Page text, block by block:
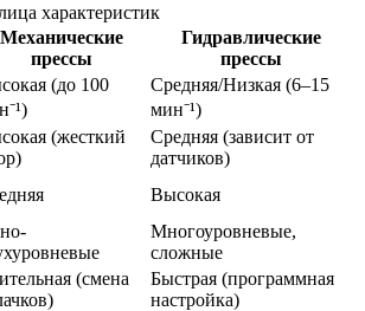
характеристик
Механические
прессы
Гидравлические
прессы
(до 100
Средняя/Низкая (6–15
мин⁻¹)
(жесткий
Средняя (зависит от
датчиков)
Высокая
Многоуровневые,
сложные
(смена
Быстрая (программная
настройка)